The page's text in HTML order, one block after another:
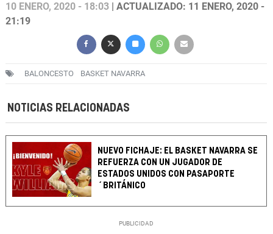
10 ENERO, 2020 - 18:03 | ACTUALIZADO: 11 ENERO, 2020 -
21:19
BALONCESTO BASKET NAVARRA
NOTICIAS RELACIONADAS
NUEVO FICHAJE: EL BASKET NAVARRA SE
REFUERZA CON UN JUGADOR DE
ESTADOS UNIDOS CON PASAPORTE
´BRITÁNICO